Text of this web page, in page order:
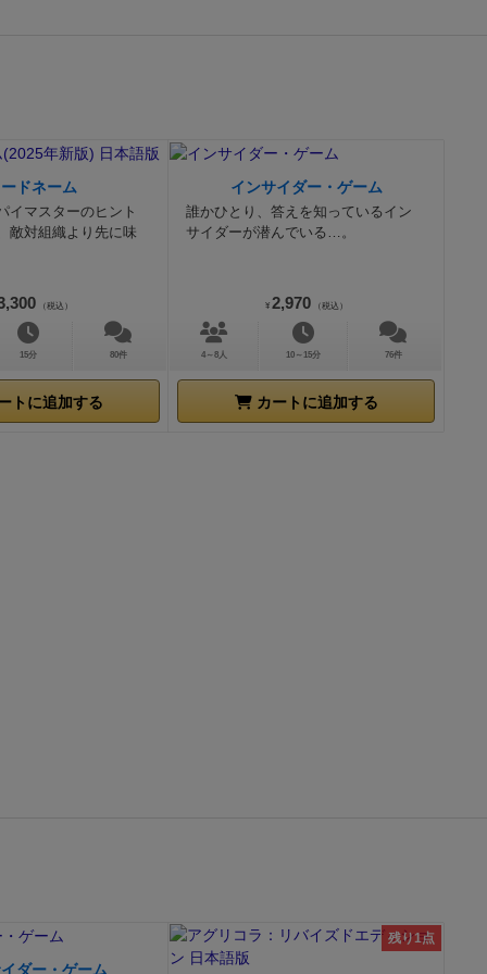
攻める
そのダイス
ので、防衛
しい♪
の『金庫破
人で回して
ちは許さん
て！私は
《５》！」
《５》だか
ムではなか
グ》や、
ードネーム
イマスターのヒント
敵対組織より先に味
（税込）
15分 80件
トに追加する
インサイダー・ゲーム
誰かひとり、答えを知っているイン
サイダーが潜んでいる…。
¥ 2,970 （税込）
4～8人 10～15分 76件
カートに追加する
ダー・ゲーム
残り1点